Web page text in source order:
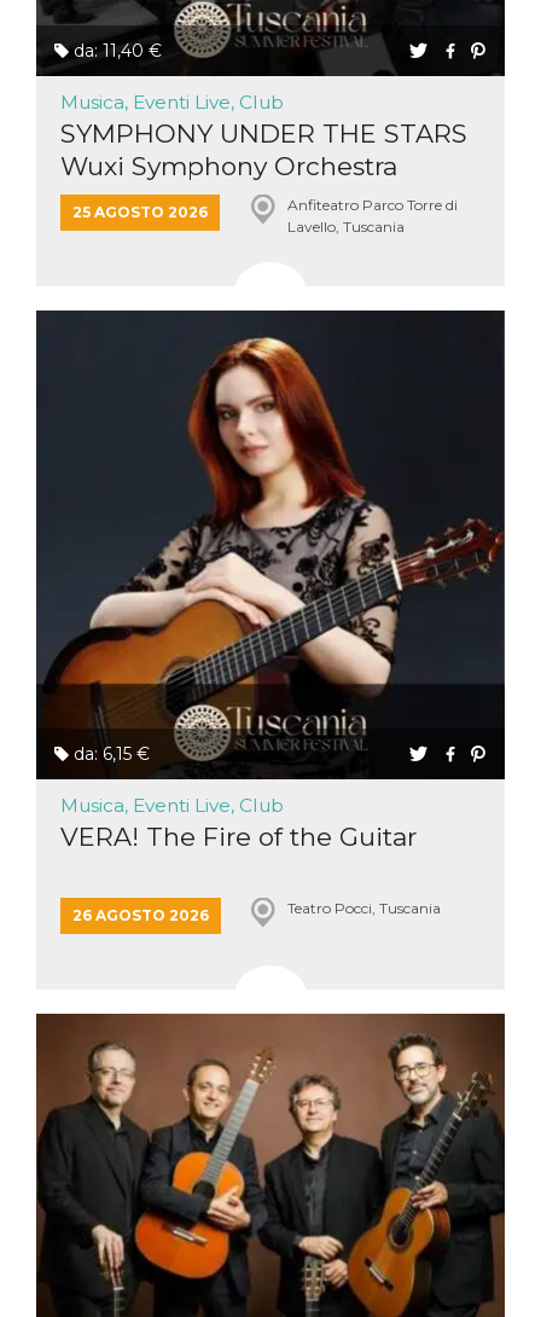
da: 11,40 €
Musica, Eventi Live, Club
SYMPHONY UNDER THE STARS
Wuxi Symphony Orchestra
25 AGOSTO 2026
Anfiteatro Parco Torre di
Lavello, Tuscania
da: 6,15 €
Musica, Eventi Live, Club
VERA! The Fire of the Guitar
26 AGOSTO 2026 Teatro Pocci, Tuscania